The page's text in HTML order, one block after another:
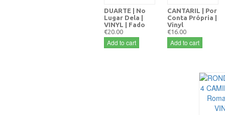
DUARTE | No
Lugar Dela |
VINYL | Fado
€20.00
Add to cart
CANTARIL | Por
Conta Própria |
Vinyl
€16.00
Add to cart